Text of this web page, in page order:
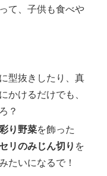
て、子供も食べや
型抜きしたり、真
かけるだけでも、
？
り野菜を飾った
リのみじん切り を
たいになるで！